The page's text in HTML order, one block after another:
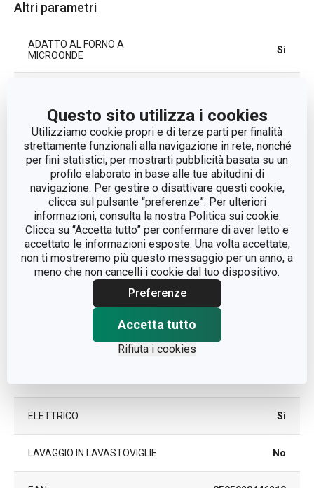
Questo sito utilizza i cookies
Utilizziamo cookie propri e di terze parti per finalità
strettamente funzionali alla navigazione in rete, nonché
per fini statistici, per mostrarti pubblicità basata su un
profilo elaborato in base alle tue abitudini di
navigazione. Per gestire o disattivare questi cookie,
clicca sul pulsante “preferenze”. Per ulteriori
informazioni, consulta la nostra Politica sui cookie.
Clicca su “Accetta tutto” per confermare di aver letto e
accettato le informazioni esposte. Una volta accettate,
non ti mostreremo più questo messaggio per un anno, a
meno che non cancelli i cookie dal tuo dispositivo.
Preferenze
Accetta tutto
Rifiuta i cookies
Altri parametri
ADATTO AL FORNO A
MICROONDE
Sì
LINEA DI PRODOTTO TEO
MATERIALE
plastica, vetro
borosilicato
TIPO caffettiera/teiera
COLORE Nero
ELETTRICO Sì
LAVAGGIO IN LAVASTOVIGLIE No